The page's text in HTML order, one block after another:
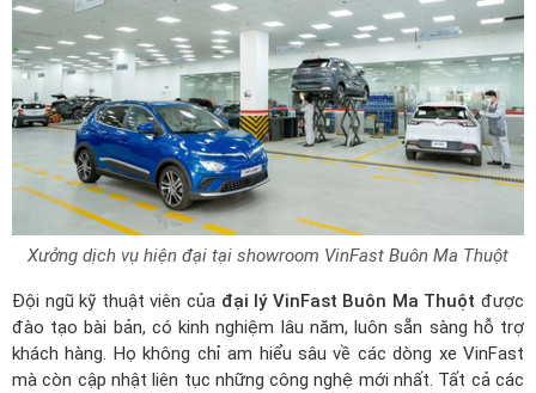
Xưởng dịch vụ hiện đại tại showroom VinFast Buôn Ma Thuột
Đội ngũ kỹ thuật viên của đại lý VinFast Buôn Ma Thuột được
đào tạo bài bản, có kinh nghiệm lâu năm, luôn sẵn sàng hỗ trợ
khách hàng. Họ không chỉ am hiểu sâu về các dòng xe VinFast
mà còn cập nhật liên tục những công nghệ mới nhất. Tất cả các